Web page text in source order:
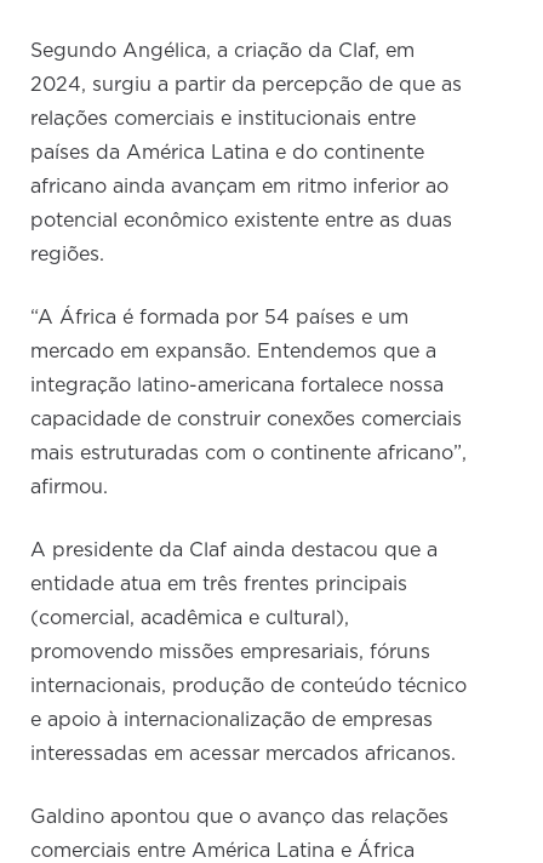
Segundo Angélica, a criação da Claf, em
2024, surgiu a partir da percepção de que as
relações comerciais e institucionais entre
países da América Latina e do continente
africano ainda avançam em ritmo inferior ao
potencial econômico existente entre as duas
regiões.
“A África é formada por 54 países e um
mercado em expansão. Entendemos que a
integração latino-americana fortalece nossa
capacidade de construir conexões comerciais
mais estruturadas com o continente africano”,
afirmou.
A presidente da Claf ainda destacou que a
entidade atua em três frentes principais
(comercial, acadêmica e cultural),
promovendo missões empresariais, fóruns
internacionais, produção de conteúdo técnico
e apoio à internacionalização de empresas
interessadas em acessar mercados africanos.
Galdino apontou que o avanço das relações
comerciais entre América Latina e África